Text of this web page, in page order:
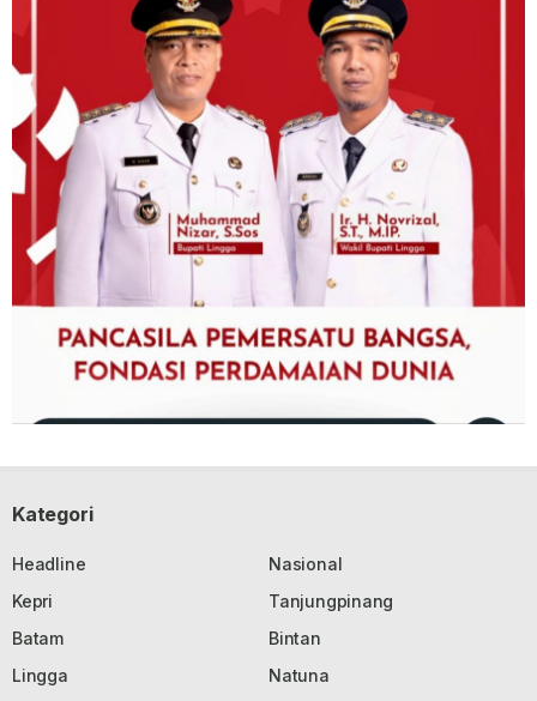
Kategori
Headline
Nasional
Kepri
Tanjungpinang
Batam
Bintan
Lingga
Natuna